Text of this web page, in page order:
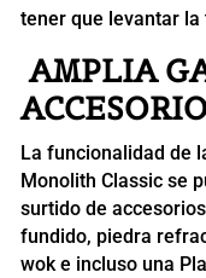
tener que levantar la
AMPLIA
La funcionalidad de
Monolith Classic se
surtido de
fundido, piedra
wok e incluso una